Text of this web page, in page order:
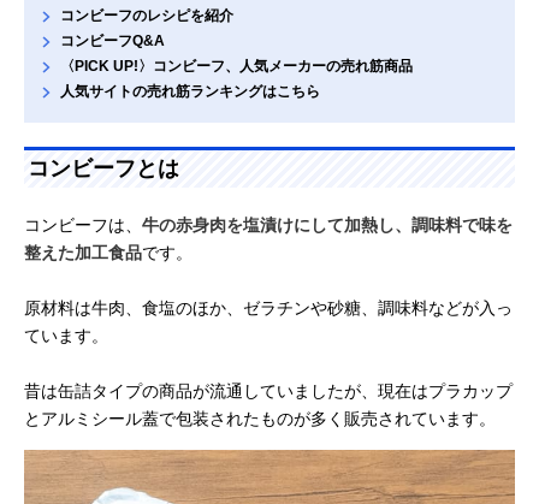
コンビーフのレシピを紹介
コンビーフQ&A
〈PICK UP!〉コンビーフ、人気メーカーの売れ筋商品
人気サイトの売れ筋ランキングはこちら
コンビーフとは
コンビーフは、 牛の赤身肉を塩漬けにして加熱し、調味料で味を
整えた加工食品です。
原材料は牛肉、食塩のほか、ゼラチンや砂糖、調味料などが入っ
ています。
昔は缶詰タイプの商品が流通していましたが、現在はプラカップ
とアルミシール蓋で包装されたものが多く販売されています。